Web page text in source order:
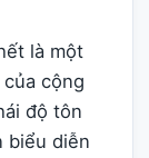
là một
cộng
độ tôn
biểu diễn